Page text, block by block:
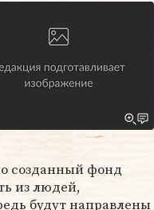
созданный фонд
из людей,
будут направлены